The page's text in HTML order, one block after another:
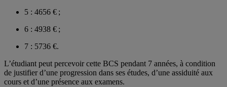
5 : 4656 € ;
6 : 4938 € ;
7 : 5736 €.
L’étudiant peut percevoir cette BCS pendant 7 années, à condition
de justifier d’une progression dans ses études, d’une assiduité aux
cours et d’une présence aux examens.